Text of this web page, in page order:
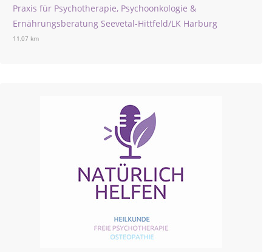
Praxis für Psychotherapie, Psychoonkologie &
Ernährungsberatung Seevetal-Hittfeld/LK Harburg
11,07 km